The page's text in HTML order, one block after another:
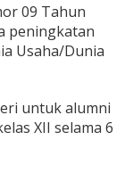
09 Tahun
peningkatan
Usaha/Dunia
untuk alumni
XII selama 6